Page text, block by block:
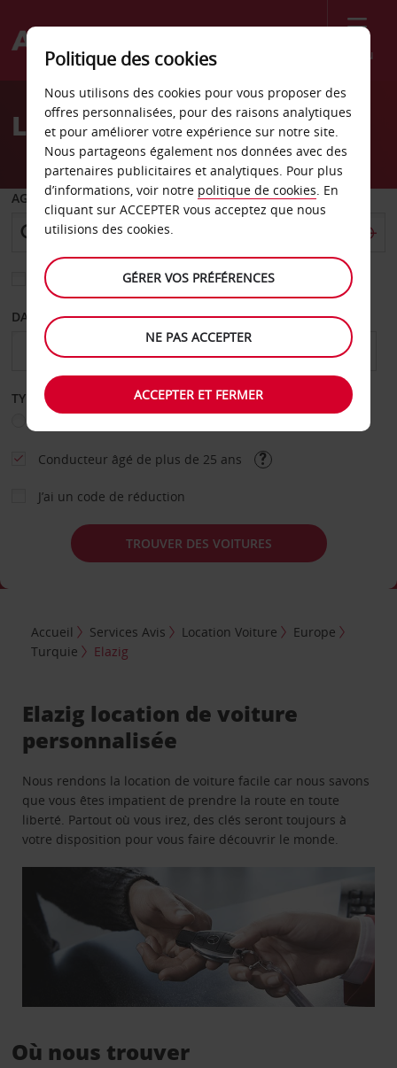
Menu
Welcome
AvisLocation de voiture Elazig
AGENCE DE DÉPART
Sélectionnez une autre agence de retour
DATE DE DÉPART DATE DE RETOUR
TYPE DE LOCATION
Conducteur âgé de plus de 25 ans
J’ai un code de réduction
TROUVER DES VOITURES
Accueil Services Avis Location Voiture
Europe
Turquie
Elazig
Elazig location de voiture
personnalisée
Nous rendons la location de voiture facile car nous savons
que vous êtes impatient de prendre la route en toute
liberté. Partout où vous irez, des clés seront toujours à
votre disposition pour vous faire découvrir le monde.
Où nous trouver
Politique des cookies
Nous utilisons des cookies pour vous proposer des
offres personnalisées, pour des raisons analytiques
et pour améliorer votre expérience sur notre site.
Nous partageons également nos données avec des
partenaires publicitaires et analytiques. Pour plus
d’informations, voir notre politique de cookies. En
cliquant sur ACCEPTER vous acceptez que nous
utilisions des cookies.
GÉRER VOS PRÉFÉRENCES
NE PAS ACCEPTER
ACCEPTER ET FERMER